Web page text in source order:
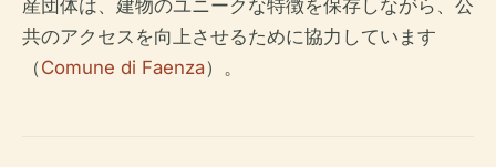
産団体は、建物のユニークな特徴を保存しながら、公
共のアクセスを向上させるために協力しています
（Comune di Faenza）。